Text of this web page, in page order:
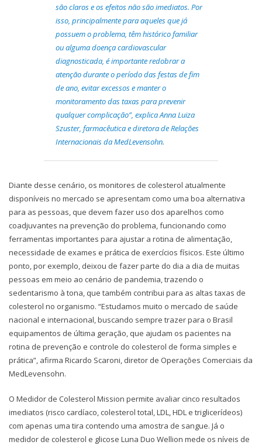
são claros e os efeitos não são imediatos. Por
isso, principalmente para aqueles que já
possuem o problema, têm histórico familiar
ou alguma doença cardiovascular
diagnosticada, é importante redobrar a
atenção durante o período das festas de fim
de ano, evitar excessos e manter o
monitoramento das taxas para prevenir
qualquer complicação”, explica Anna Luiza
Szuster, farmacêutica e diretora de Relações
Internacionais da MedLevensohn.
Diante desse cenário, os monitores de colesterol atualmente
disponíveis no mercado se apresentam como uma boa alternativa
para as pessoas, que devem fazer uso dos aparelhos como
coadjuvantes na prevenção do problema, funcionando como
ferramentas importantes para ajustar a rotina de alimentação,
necessidade de exames e prática de exercícios físicos. Este último
ponto, por exemplo, deixou de fazer parte do dia a dia de muitas
pessoas em meio ao cenário de pandemia, trazendo o
sedentarismo à tona, que também contribui para as altas taxas de
colesterol no organismo. “Estudamos muito o mercado de saúde
nacional e internacional, buscando sempre trazer para o Brasil
equipamentos de última geração, que ajudam os pacientes na
rotina de prevenção e controle do colesterol de forma simples e
prática”, afirma Ricardo Scaroni, diretor de Operações Comerciais da
MedLevensohn.
O Medidor de Colesterol Mission permite avaliar cinco resultados
imediatos (risco cardíaco, colesterol total, LDL, HDL e triglicerídeos)
com apenas uma tira contendo uma amostra de sangue. Já o
medidor de colesterol e glicose Luna Duo Wellion mede os níveis de